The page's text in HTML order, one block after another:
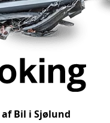
Bil i Sjølund